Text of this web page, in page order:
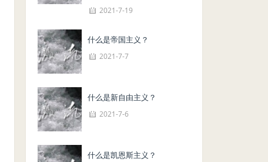
2021-7-19
什么是帝国主义？
2021-7-7
什么是新自由主义？
2021-7-6
什么是凯恩斯主义？